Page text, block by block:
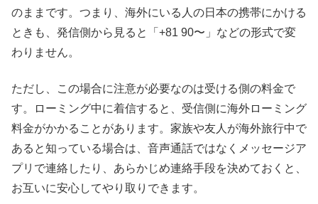
のままです。つまり、海外にいる人の日本の携帯にかける
ときも、発信側から見ると「+81 90〜」などの形式で変
わりません。
ただし、この場合に注意が必要なのは受ける側の料金で
す。ローミング中に着信すると、受信側に海外ローミング
料金がかかることがあります。家族や友人が海外旅行中で
あると知っている場合は、音声通話ではなくメッセージア
プリで連絡したり、あらかじめ連絡手段を決めておくと、
お互いに安心してやり取りできます。